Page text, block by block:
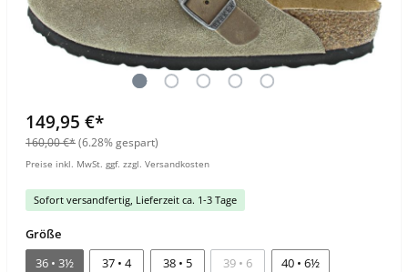
149,95 €*
160,00 €*(6.28% gespart)
Preise inkl. MwSt. ggf. zzgl. Versandkosten
Sofort versandfertig, Lieferzeit ca. 1-3 Tage
Größe
36 • 3½
37 • 4 38 • 5 39 • 6 40 • 6½